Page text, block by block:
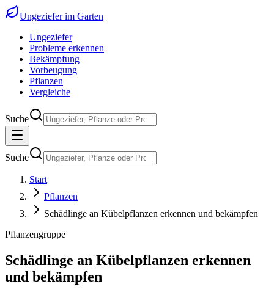
Ungeziefer im Garten
Ungeziefer
Probleme erkennen
Bekämpfung
Vorbeugung
Pflanzen
Vergleiche
Suche
Suche
Start
Pflanzen
Schädlinge an Kübelpflanzen erkennen und bekämpfen
Pflanzengruppe
Schädlinge an Kübelpflanzen erkennen
und bekämpfen